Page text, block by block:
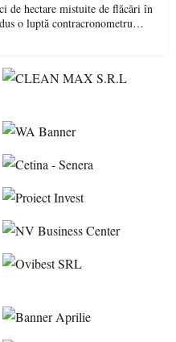
o luptă contracronometru
dezastru